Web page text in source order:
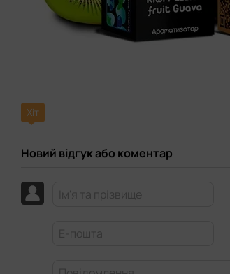
Хіт
Новий відгук або коментар